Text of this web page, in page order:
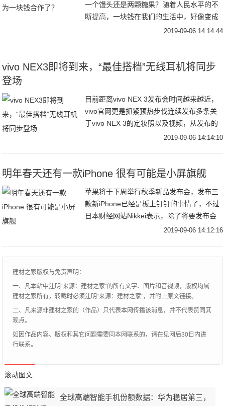
一个馒头还是两颗糖果？随着人民水平的不
断提高，一块钱在我们的生活中，好像变成
了可有可无的玩意儿，它似乎不足以给我们
2019-09-06 14:14:44
vivo NEX3即将到来，“最佳搭档”无线耳机将同步
登场
目前距离vivo NEX 3发布会时间越来越近，
vivo官网更是抓紧预热步伐连续发布多条关
于vivo NEX 3的定妆照以及视频，从发布的
内容看，即将发布的vivo NEX 3将会取消实
2019-09-06 14:14:10
明年春天还有一款iPhone 很有可能是小屏旗舰
苹果将于下周举行秋季新品发布会，发布三
款新iPhone已经是板上钉钉的事情了，不过
日本财经网站Nikkei表示，除了将要发布会
的三款iPhone，苹果还准备了一款比较特殊
2019-09-06 14:12:16
建材之家版权与免责声明：
一、凡本站中注明“来源：建材之家”的所有文字、图片和音视频，版权均属
建材之家所有，转载时必须注明“来源：建材之家”，并附上原文链接。
二、凡来源非建材之家的（作品）只代表本网传播该消息，并不代表赞同其
观点。
如因作品内容、版权和其它问题需要同本网联系的，请在见网后30日内进
行联系。
滚动图文
全球高端智能手机份额数据：华为稳居第三，